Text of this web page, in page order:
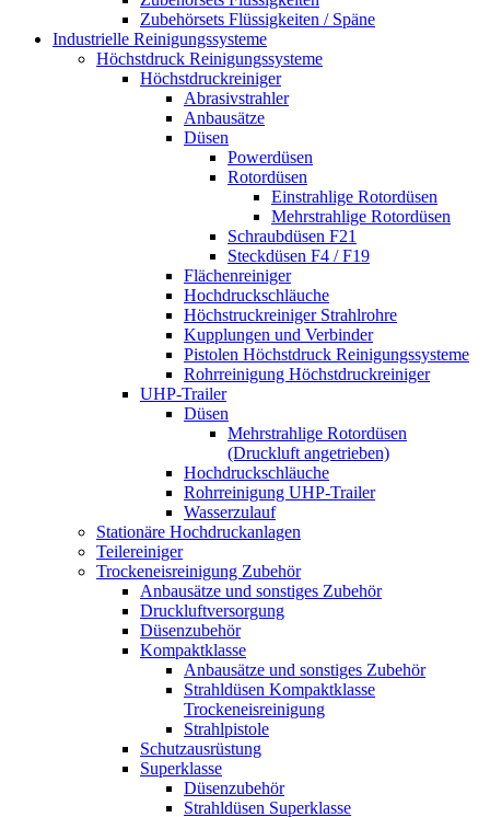
Zubehörsets Flüssigkeiten / Späne
Industrielle Reinigungssysteme
Höchstdruck Reinigungssysteme
Höchstdruckreiniger
Abrasivstrahler
Anbausätze
Düsen
Powerdüsen
Rotordüsen
Einstrahlige Rotordüsen
Mehrstrahlige Rotordüsen
Schraubdüsen F21
Steckdüsen F4 / F19
Flächenreiniger
Hochdruckschläuche
Höchstruckreiniger Strahlrohre
Kupplungen und Verbinder
Pistolen Höchstdruck Reinigungssysteme
Rohrreinigung Höchstdruckreiniger
UHP-Trailer
Düsen
Mehrstrahlige Rotordüsen
(Druckluft angetrieben)
Hochdruckschläuche
Rohrreinigung UHP-Trailer
Wasserzulauf
Stationäre Hochdruckanlagen
Teilereiniger
Trockeneisreinigung Zubehör
Anbausätze und sonstiges Zubehör
Druckluftversorgung
Düsenzubehör
Kompaktklasse
Anbausätze und sonstiges Zubehör
Strahldüsen Kompaktklasse
Trockeneisreinigung
Strahlpistole
Schutzausrüstung
Superklasse
Düsenzubehör
Strahldüsen Superklasse